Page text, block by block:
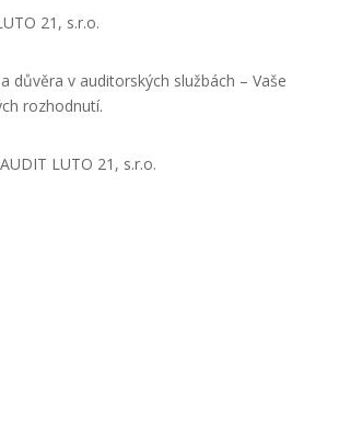
21, s.r.o.
důvěra v auditorských službách – Vaše
rozhodnutí.
LUTO 21, s.r.o.